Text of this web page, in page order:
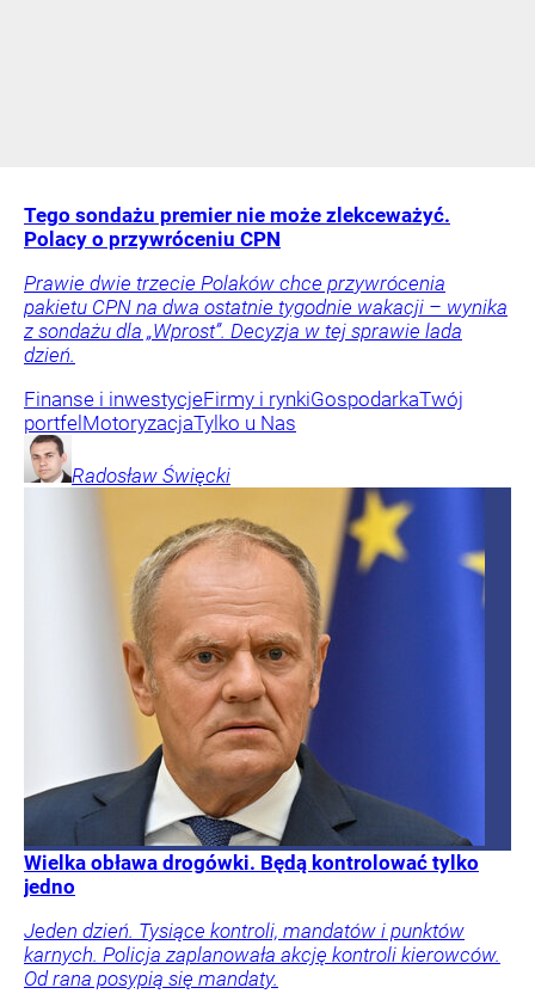
Tego sondażu premier nie może zlekceważyć.
Polacy o przywróceniu CPN
Prawie dwie trzecie Polaków chce przywrócenia
pakietu CPN na dwa ostatnie tygodnie wakacji – wynika
z sondażu dla „Wprost”. Decyzja w tej sprawie lada
dzień.
Finanse i inwestycjeFirmy i rynkiGospodarkaTwój
portfel MotoryzacjaTylko u Nas
Radosław Święcki
Wielka obława drogówki. Będą kontrolować tylko
jedno
Jeden dzień. Tysiące kontroli, mandatów i punktów
karnych. Policja zaplanowała akcję kontroli kierowców.
Od rana posypią się mandaty.